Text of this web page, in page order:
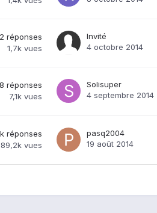
2 réponses
1,7k vues
Invité
4 octobre 2014
8 réponses
7,1k vues
Solisuper
4 septembre 2014
réponses
vues
pasq2004
19 août 2014